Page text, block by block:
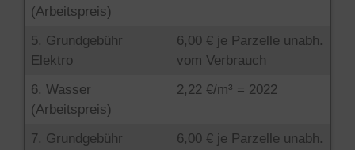
(Arbeitspreis)
5. Grundgebühr
Elektro
6,00 € je Parzelle unabh.
vom Verbrauch
6. Wasser
(Arbeitspreis)
2,22 €/m³ = 2022
7. Grundgebühr
6,00 € je Parzelle unabh.